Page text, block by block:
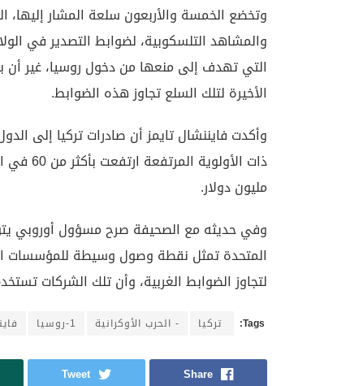
وتخضع الخمسة والأربعون سلعة المشار إليها،
والمشاهد التلسكوبية، لضوابط التصدير في
التي تهدف إلى منعها من دخول روسيا، غير أن
الأخيرة لتلك السلع تجاوز هذه الضوابط.
مليون دولار.
وفي حديثه مع الصحيفة صرح مسؤول أوروبي
المتحدة تمثل نقطة وصول وسيطة للمؤسسات
لتجاوز الضوابط الغربية، وأن تلك الشركات
Tags: ‌ ‌تركيا - الحرب الأوكرانية 1-روسيا
Share
Tweet